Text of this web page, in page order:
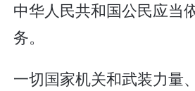
中华人民共和国公民应当
务。
一切国家机关和武装力量